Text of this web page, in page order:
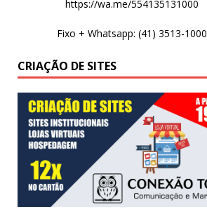
https://wa.me/554135131000
Fixo + Whatsapp: (41) 3513-1000
CRIAÇÃO DE SITES